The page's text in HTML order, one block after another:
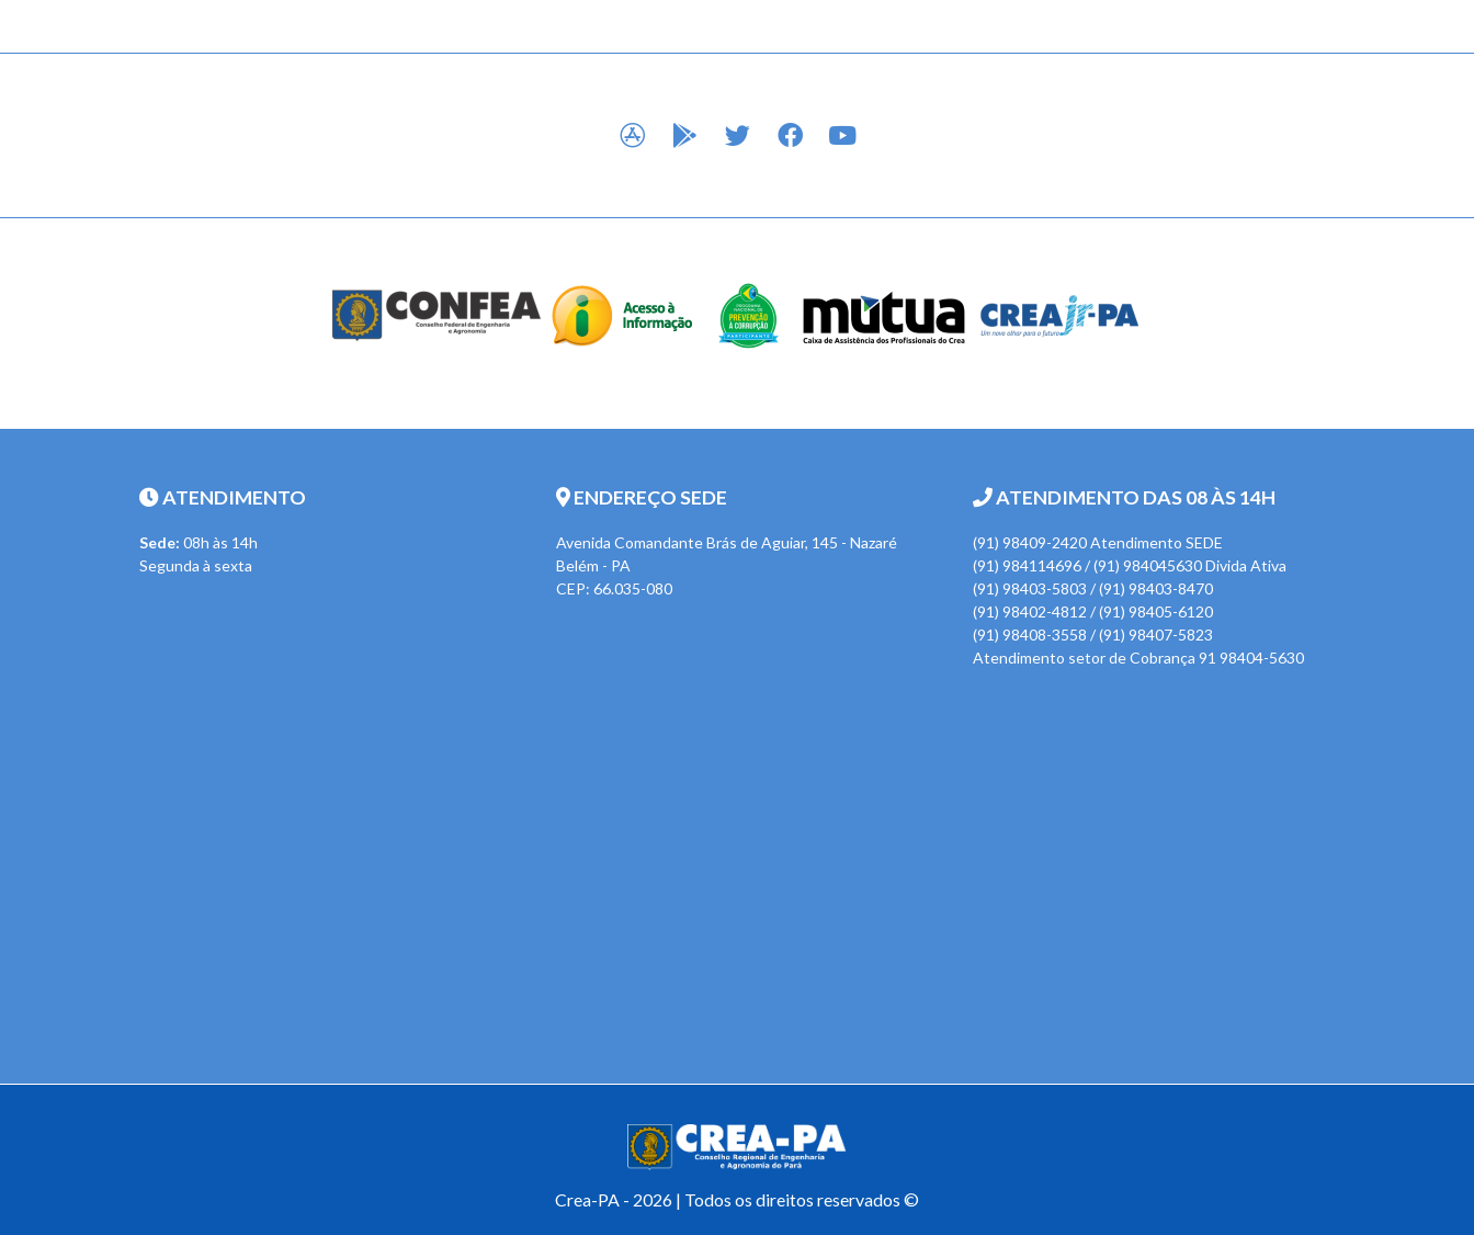
APP STOREGOOGLE PLAY
TWITTERFACEBOOK
ATENDIMENTO
Sede: 08h às 14h
Segunda à sexta
ENDEREÇO SEDE
Avenida Comandante Brás de Aguiar, 145 - Nazaré
Belém - PA
CEP: 66.035-080
ATENDIMENTO DAS 08 ÀS 14H
(91) 98409-2420 Atendimento SEDE
(91) 984114696 / (91) 984045630 Divida Ativa
(91) 98403-5803 / (91) 98403-8470
(91) 98402-4812 / (91) 98405-6120
(91) 98408-3558 / (91) 98407-5823
Atendimento setor de Cobrança 91 98404-5630
Crea-PA - 2026 | Todos os direitos reservados ©